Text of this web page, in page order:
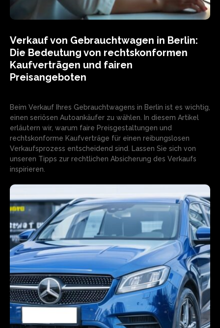
Verkauf von Gebrauchtwagen in Berlin:
Die Bedeutung von rechtskonformen
Kaufverträgen und fairen
Preisangeboten
Beim Verkauf Ihres Gebrauchtwagens in Berlin ist es wichtig,
einen seriösen Autoankäufer zu wählen. In diesem Artikel
erläutern wir, warum faire Preisgestaltungen und
rechtskonforme Kaufverträge für einen reibungslosen
Verkaufsprozess entscheidend sind. Lassen Sie sich von
unseren Tipps zur rechtlichen Absicherung des Verkaufs
inspirieren.